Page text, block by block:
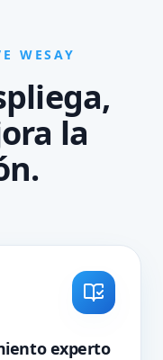
WESAY
la
experto